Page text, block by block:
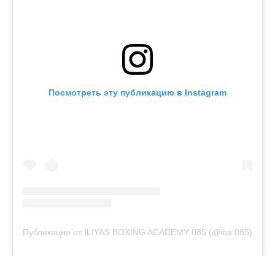
Посмотреть эту публикацию в Instagram
Публикация от ILIYAS BOXING ACADEMY 085 (@iba.085)